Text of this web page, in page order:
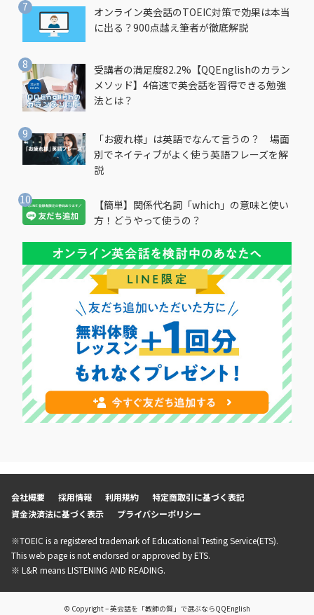
オンライン英会話のTOEIC対策で効果は本当
に出る？900点越え筆者が徹底解説
受講者の満足度82.2%【QQEnglishのカラン
メソッド】4倍速で英会話を習得できる勉強
法とは？
「お疲れ様」は英語でなんて言うの？ 場面
別でネイティブがよく使う英語フレーズを解
説
【簡単】関係代名詞「which」の意味と使い
方！どうやって使うの？
会社概要 採用情報 利用規約
特定商取引に基づく表記
資金決済法に基づく表示
プライバシーポリシー
※TOEIC is a registered trademark of Educational Testing Service(ETS).
This web page is not endorsed or approved by ETS.
※ L&R means LISTENING AND READING.
© Copyright – 英会話を「教師の質」で選ぶならQQEnglish